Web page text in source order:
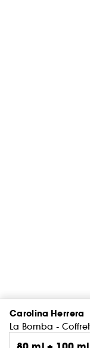
Carolina Herrera
La Bomba -